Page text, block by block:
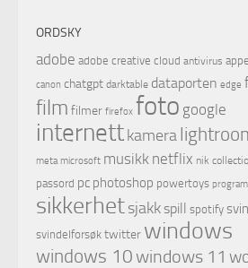
ORDSKY
adobe adobe creative cloud antivirus
canon chatgpt darktable dataporten edge
film filmer firefox foto google
internettkamera
meta microsoft musikk netflix nik
passord pc photoshop powertoys
sikkerhetsjakkspill spotify
svindelforsøk twitter windows
windows 10windows 11